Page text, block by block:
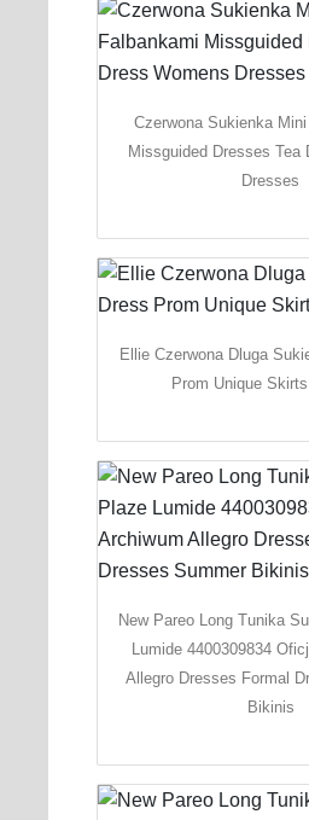
Czerwona Sukienka
Missguided Dresses Tea
Dresses
Ellie Czerwona Dluga
Prom Unique
New Pareo Long Tunika
Lumide 4400309834
Allegro Dresses Formal
Bikinis